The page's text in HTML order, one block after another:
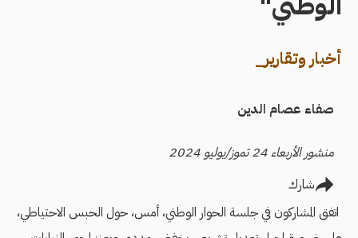
أخبار وتقارير_
صفاء عصام الدين
منشور الأربعاء 24 تموز/يوليو 2024
شارك
اتفق المشاركون في جلسة الحوار الوطني، أمس، حول الحبس الاحتياطي،